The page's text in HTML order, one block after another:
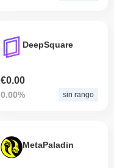
DeepSquare
€0.00
0.00% sin rango
MetaPaladin